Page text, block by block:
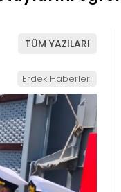
TÜM YAZILARI
Erdek Haberleri